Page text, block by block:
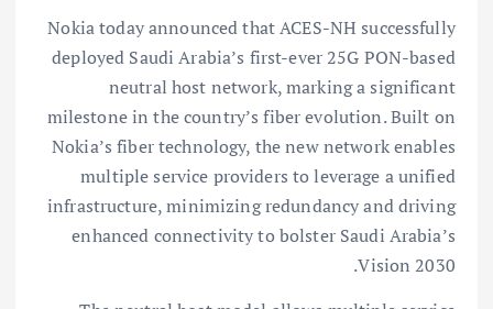
Nokia today announced that ACES-NH successfully
deployed Saudi Arabia’s first-ever 25G PON-based
neutral host network, marking a significant
milestone in the country’s fiber evolution. Built on
Nokia’s fiber technology, the new network enables
multiple service providers to leverage a unified
infrastructure, minimizing redundancy and driving
enhanced connectivity to bolster Saudi Arabia’s
Vision 2030.